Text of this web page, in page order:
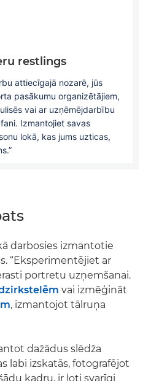
restlings
attiecīgajā nozarē, jūs
pasākumu organizētājiem,
vai ar uzņēmējdarbību
Izmantojiet savas
lokā, kas jums uzticas,
darbosies izmantotie
“Eksperimentējiet ar
portretu uzņemšanai.
vai izmēģināt
, izmantojot tālruņa
dažādus slēdža
labi izskatās, fotografējot
kadru, ir ļoti svarīgi